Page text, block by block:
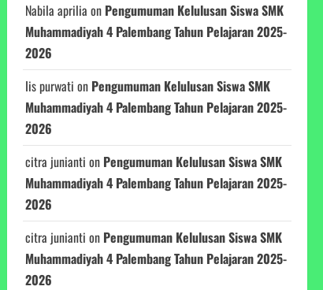
Nabila aprilia on Pengumuman Kelulusan Siswa SMK
Muhammadiyah 4 Palembang Tahun Pelajaran 2025-
2026
Iis purwati on Pengumuman Kelulusan Siswa SMK
Muhammadiyah 4 Palembang Tahun Pelajaran 2025-
2026
citra junianti on Pengumuman Kelulusan Siswa SMK
Muhammadiyah 4 Palembang Tahun Pelajaran 2025-
2026
citra junianti on Pengumuman Kelulusan Siswa SMK
Muhammadiyah 4 Palembang Tahun Pelajaran 2025-
2026